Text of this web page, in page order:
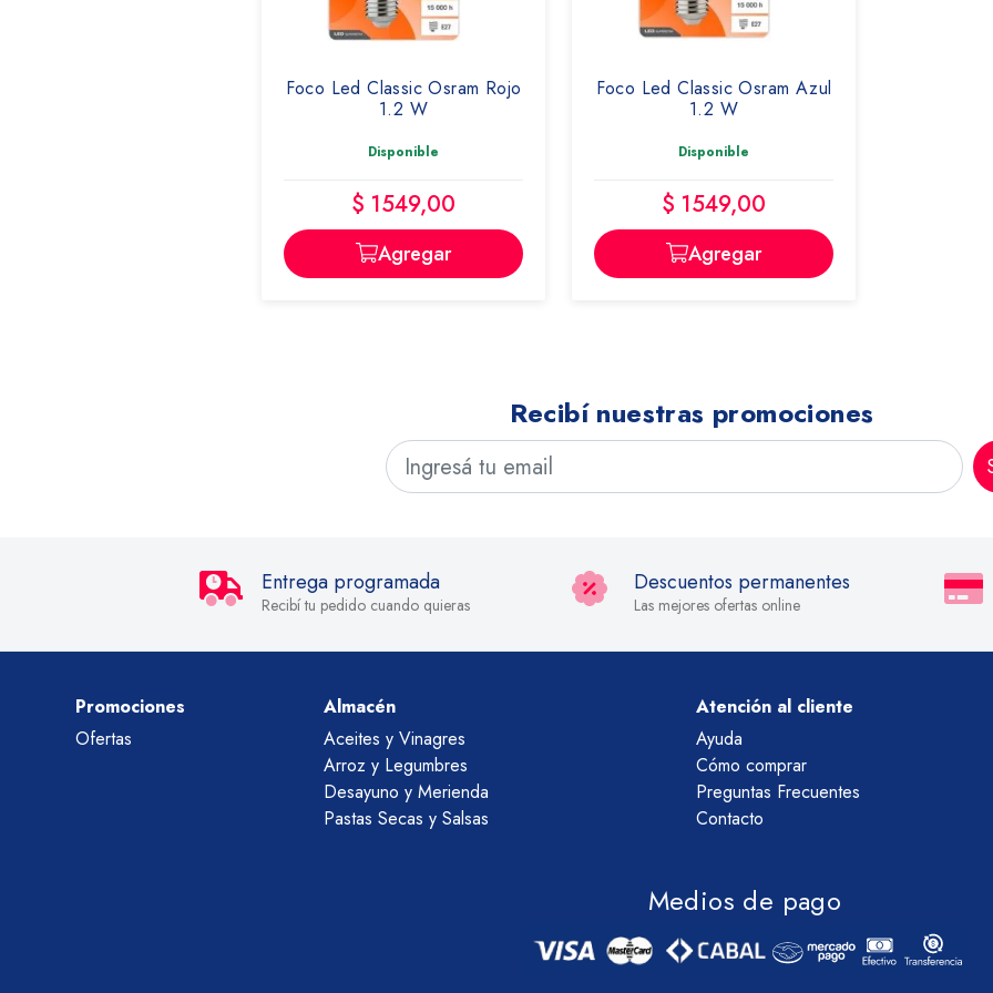
Foco Led Classic Osram Rojo
1.2 W
Disponible
$ 1549,00
Agregar
Foco Led Classic Osram Azul
1.2 W
Disponible
$ 1549,00
Agregar
Recibí nuestras promociones
Entrega programada
Recibí tu pedido cuando quieras
Descuentos permanentes
Las mejores ofertas online
Promociones
Ofertas
Almacén
Aceites y Vinagres
Arroz y Legumbres
Desayuno y Merienda
Pastas Secas y Salsas
Atención al cliente
Ayuda
Cómo comprar
Preguntas Frecuentes
Contacto
Medios de pago